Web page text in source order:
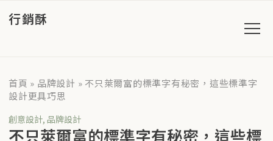
行銷酥
首頁 » 品牌設計 » 不只萊爾富的標準字有秘密，這些標準字
設計更具巧思
創意設計, 品牌設計
不只萊爾富的標準字有秘密，這些標